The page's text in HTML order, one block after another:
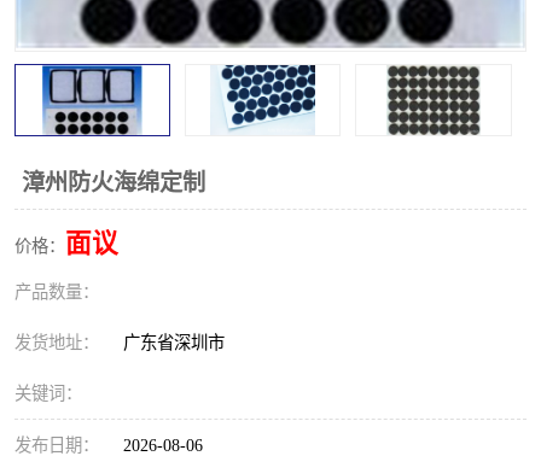
漳州防火海绵定制
价格： 面议
产品数量：
发货地址： 广东省深圳市
关键词：
发布日期： 2026-08-06